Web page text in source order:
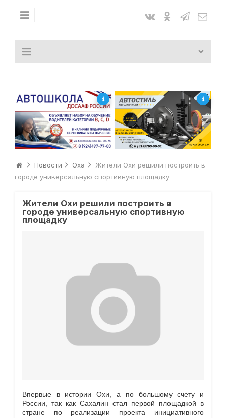
Новости Оха
Жители Охи решили построить в
городе универсальную спортивную площадку
Жители Охи решили построить в
городе универсальную спортивную
площадку
Впервые в истории Охи, а по большому счету и
России, так как Сахалин стал первой площадкой в
стране по реализации проекта инициативного